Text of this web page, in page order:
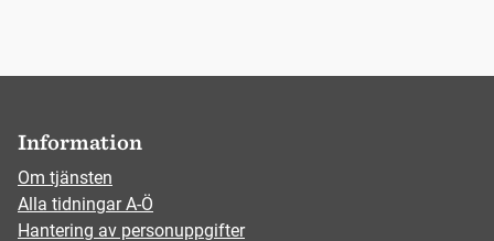
Information
Om tjänsten
Alla tidningar A-Ö
Hantering av personuppgifter